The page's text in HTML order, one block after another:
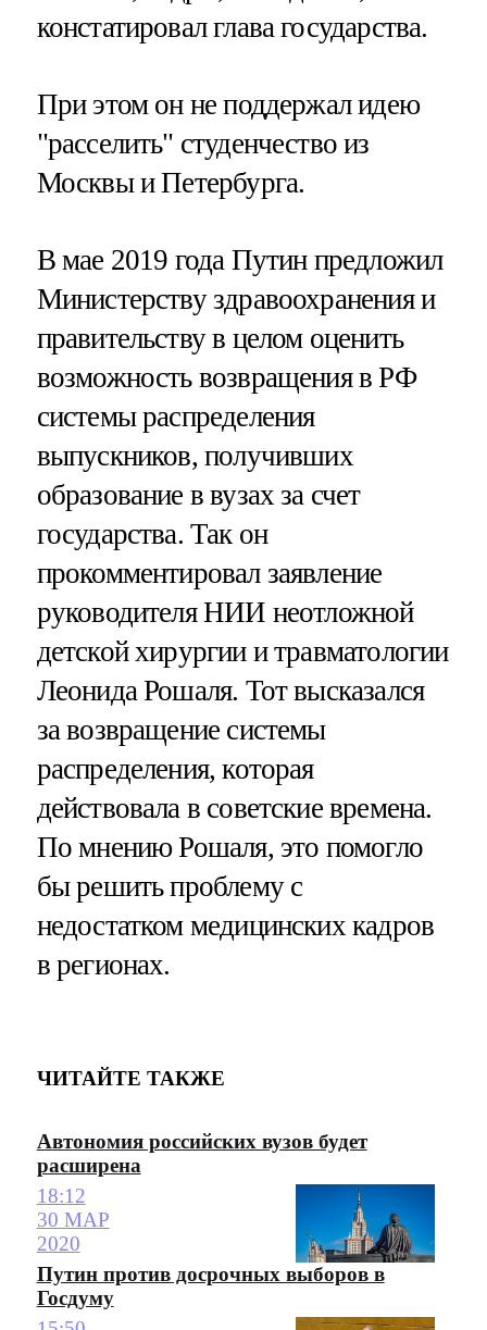
констатировал глава государства.
При этом он не поддержал идею
"расселить" студенчество из
Москвы и Петербурга.
В мае 2019 года Путин предложил
Министерству здравоохранения и
правительству в целом оценить
возможность возвращения в РФ
системы распределения
выпускников, получивших
образование в вузах за счет
государства. Так он
прокомментировал заявление
руководителя НИИ неотложной
детской хирургии и травматологии
Леонида Рошаля. Тот высказался
за возвращение системы
распределения, которая
действовала в советские времена.
По мнению Рошаля, это помогло
бы решить проблему с
недостатком медицинских кадров
в регионах.
ЧИТАЙТЕ ТАКЖЕ
Автономия российских вузов будет
расширена
18:12
30 МАР
2020
Путин против досрочных выборов в
Госдуму